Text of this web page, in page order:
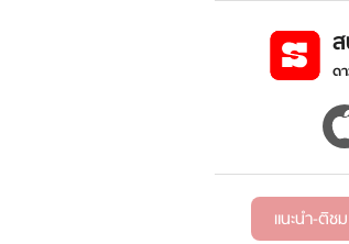
ด
แนะนำ-ติชม